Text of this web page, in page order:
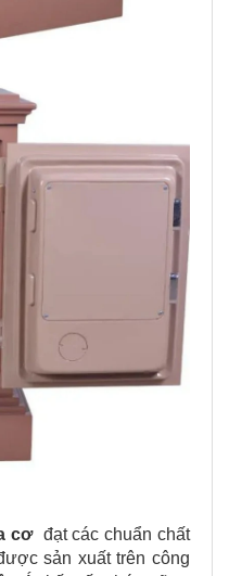
cơđạt các chuẩn chất
sản xuất trên công